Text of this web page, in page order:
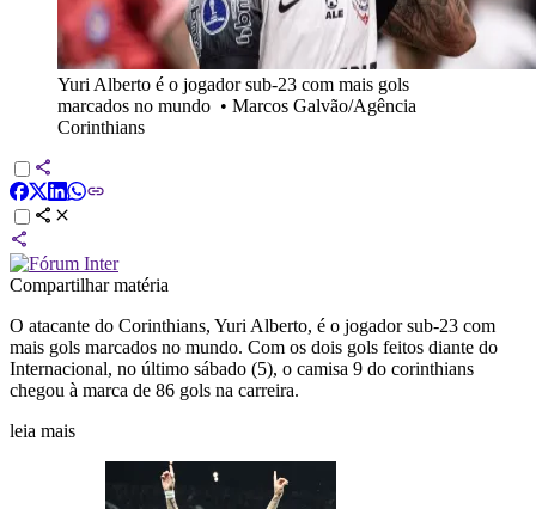
Yuri Alberto é o jogador sub-23 com mais gols
marcados no mundo • Marcos Galvão/Agência
Corinthians
Compartilhar matéria
O atacante do Corinthians, Yuri Alberto, é o jogador sub-23 com
mais gols marcados no mundo. Com os dois gols feitos diante do
Internacional, no último sábado (5), o camisa 9 do corinthians
chegou à marca de 86 gols na carreira.
leia mais